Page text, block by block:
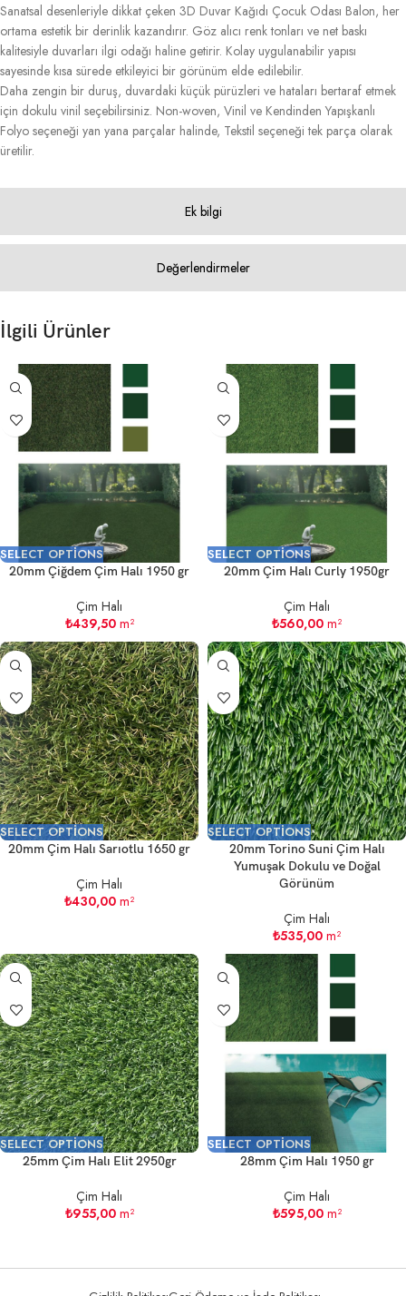
Ek bilgi
Değerlendirmeler
Sanatsal desenleriyle dikkat çeken 3D Duvar Kağıdı Çocuk Odası Balon, her
ortama estetik bir derinlik kazandırır. Göz alıcı renk tonları ve net baskı
kalitesiyle duvarları ilgi odağı haline getirir. Kolay uygulanabilir yapısı
sayesinde kısa sürede etkileyici bir görünüm elde edilebilir.
Daha zengin bir duruş, duvardaki küçük pürüzleri ve hataları bertaraf etmek
için dokulu vinil seçebilirsiniz. Non-woven, Vinil ve Kendinden Yapışkanlı
Folyo seçeneği yan yana parçalar halinde, Tekstil seçeneği tek parça olarak
üretilir.
İlgili Ürünler
SELECT OPTIONS
20mm Çiğdem Çim Halı 1950 gr
Çim Halı
₺439,50m²
SELECT OPTIONS
20mm Çim Halı Curly 1950gr
Çim Halı
₺560,00 m²
SELECT OPTIONS
20mm Çim Halı Sarıotlu 1650 gr
Çim Halı
₺430,00 m²
SELECT OPTIONS
20mm Torino Suni Çim Halı
Yumuşak Dokulu ve Doğal
Görünüm
Çim Halı
₺535,00 m²
SELECT OPTIONS
25mm Çim Halı Elit 2950gr
Çim Halı
₺955,00m²
SELECT OPTIONS
28mm Çim Halı 1950 gr
Çim Halı
₺595,00m²